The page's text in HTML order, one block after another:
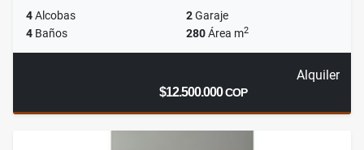
4Alcobas 2Garaje
4 Baños 280Área m2
Alquiler
$12.500.000COP